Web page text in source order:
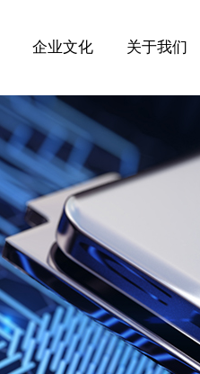
企业文化 关于我们